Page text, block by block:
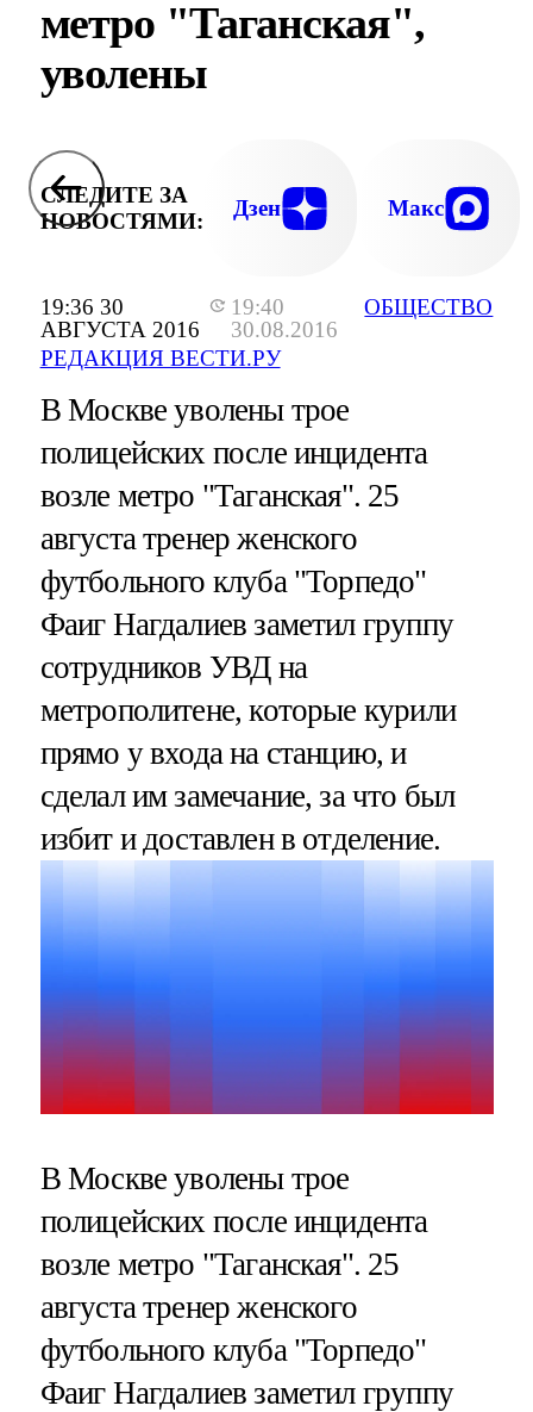
19:36 30
АВГУСТА 2016
19:40
30.08.2016
РЕДАКЦИЯ ВЕСТИ.РУ
ОБЩЕСТВО
метро "Таганская",
уволены
СЛЕДИТЕ ЗА
НОВОСТЯМИ:
Дзен Макс
В Москве уволены трое
полицейских после инцидента
возле метро "Таганская". 25
августа тренер женского
футбольного клуба "Торпедо"
Фаиг Нагдалиев заметил группу
сотрудников УВД на
метрополитене, которые курили
прямо у входа на станцию, и
сделал им замечание, за что был
избит и доставлен в отделение.
В Москве уволены трое
полицейских после инцидента
возле метро "Таганская". 25
августа тренер женского
футбольного клуба "Торпедо"
Фаиг Нагдалиев заметил группу